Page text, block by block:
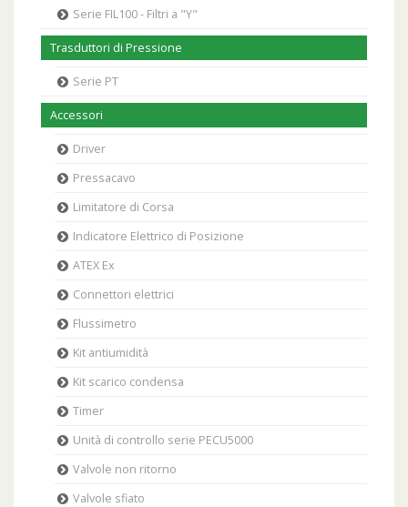
Serie FIL100 - Filtri a "Y"
Trasduttori di Pressione
Serie PT
Accessori
Driver
Pressacavo
Limitatore di Corsa
Indicatore Elettrico di Posizione
ATEX Ex
Connettori elettrici
Flussimetro
Kit antiumidità
Kit scarico condensa
Timer
Unità di controllo serie PECU5000
Valvole non ritorno
Valvole sfiato